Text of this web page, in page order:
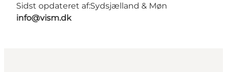
Sidst opdateret af:Sydsjælland & Møn
info@vism.dk